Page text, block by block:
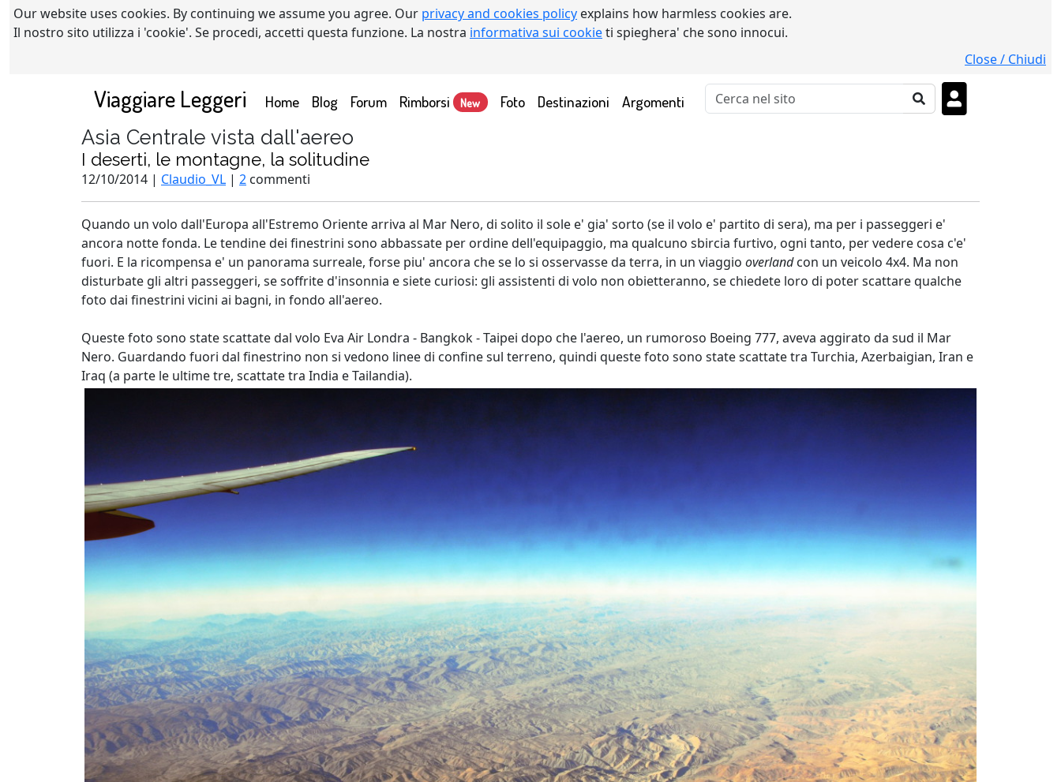
Our website uses cookies. By continuing we assume you agree. Our privacy and cookies policy explains how harmless cookies are.
Il nostro sito utilizza i 'cookie'. Se procedi, accetti questa funzione. La nostra informativa sui cookieti spieghera' che sono innocui.
Close / Chiudi
Viaggiare Leggeri Home(current)
Blog Forum Rimborsi New Foto Destinazioni Argomenti
Asia Centrale vista dall'aereo
I deserti, le montagne, la solitudine
12/10/2014 | Claudio_VL | 2 commenti
Quando un volo dall'Europa all'Estremo Oriente arriva al Mar Nero, di solito il sole e' gia' sorto (se il volo e' partito di sera), ma per i passeggeri e'
ancora notte fonda. Le tendine dei finestrini sono abbassate per ordine dell'equipaggio, ma qualcuno sbircia furtivo, ogni tanto, per vedere cosa c'e'
fuori. E la ricompensa e' un panorama surreale, forse piu' ancora che se lo si osservasse da terra, in un viaggio overlandcon un veicolo 4x4. Ma non
disturbate gli altri passeggeri, se soffrite d'insonnia e siete curiosi: gli assistenti di volo non obietteranno, se chiedete loro di poter scattare qualche
foto dai finestrini vicini ai bagni, in fondo all'aereo.
Queste foto sono state scattate dal volo Eva Air Londra - Bangkok - Taipei dopo che l'aereo, un rumoroso Boeing 777, aveva aggirato da sud il Mar
Nero. Guardando fuori dal finestrino non si vedono linee di confine sul terreno, quindi queste foto sono state scattate tra Turchia, Azerbaigian, Iran e
Iraq (a parte le ultime tre, scattate tra India e Tailandia).